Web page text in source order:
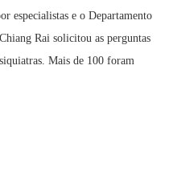
especialistas e o Departamento
Rai solicitou as perguntas
Mais de 100 foram